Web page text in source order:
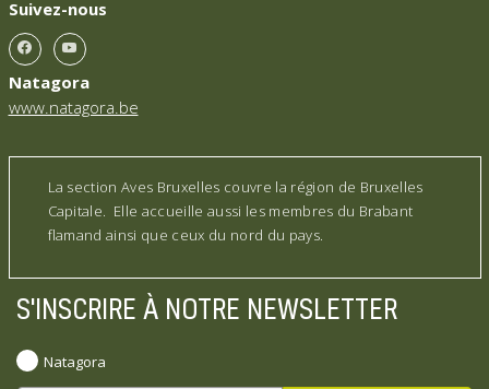
Suivez-nous
Natagora
www.natagora.be
La section Aves Bruxelles couvre la région de Bruxelles
Capitale. Elle accueille aussi les membres du Brabant
flamand ainsi que ceux du nord du pays.
S'INSCRIRE À NOTRE NEWSLETTER
Natagora